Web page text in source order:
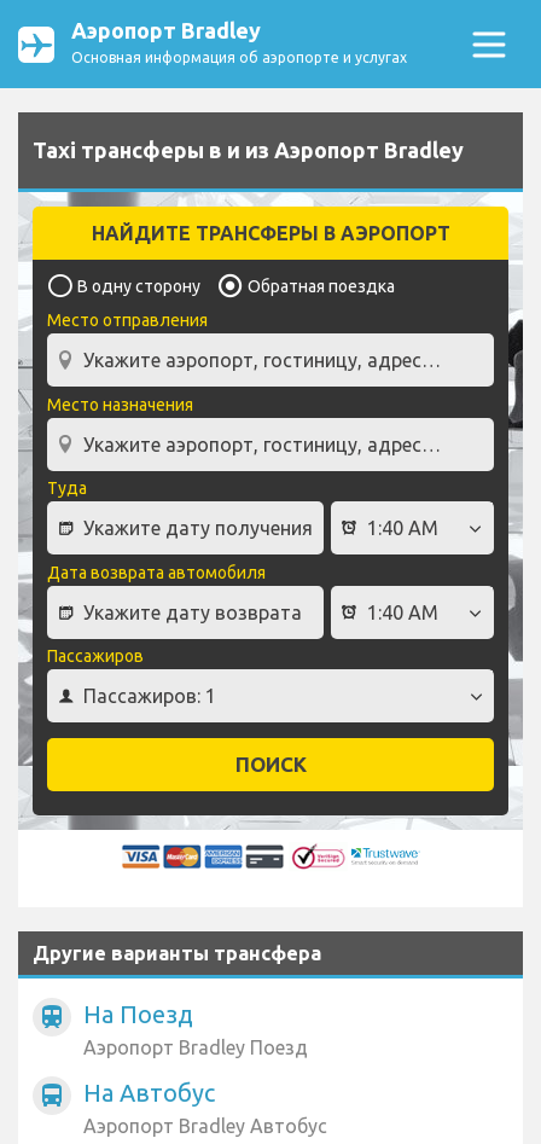
Аэропорт Bradley
Основная информация об аэропорте и услугах
Taxi трансферы в и из Аэропорт Bradley
НАЙДИТЕ ТРАНСФЕРЫ В АЭРОПОРТ
В одну сторону
Обратная поездка
Место отправления
Место назначения
Туда
Дата возврата автомобиля
Пассажиров
ПОИСК
Другие варианты трансфера
train На Поезд
Аэропорт Bradley Поезд
directions_bus На Автобус
Аэропорт Bradley Автобус